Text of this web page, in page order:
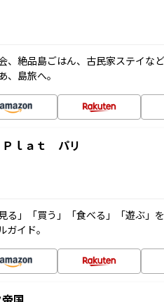
、絶品島ごはん、古民家ステイな
、島旅へ。
ｌａｔ パリ
る」「買う」「食べる」「遊ぶ」
イド。